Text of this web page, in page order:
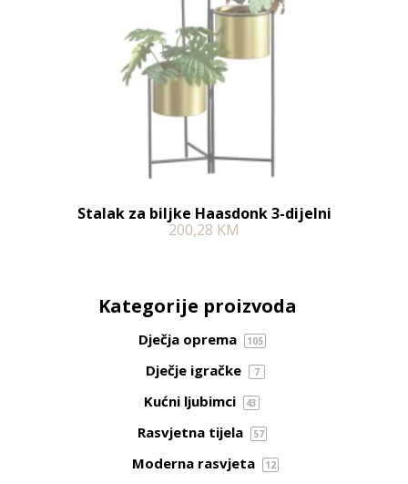
Stalak za biljke Haasdonk 3-dijelni
200,28 KM
Kategorije proizvoda
Dječja oprema 105
Dječje igračke 7
Kućni ljubimci 43
Rasvjetna tijela 57
Moderna rasvjeta 12